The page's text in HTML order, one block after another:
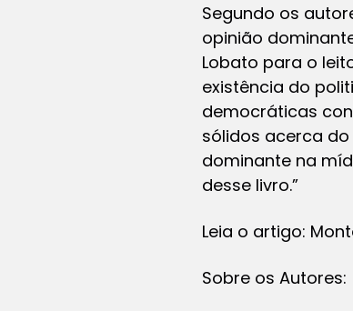
Segundo os
opinião
Lobato para o
existência do
democráticas
sólidos acerca
dominante na
desse livro.”
Leia o artigo:
Sobre os Autores: